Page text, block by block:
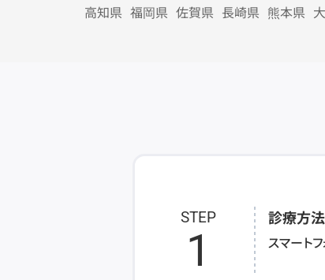
高知県 福岡県 佐賀県 長崎県 熊本県
STEP
1
診療方
スマート